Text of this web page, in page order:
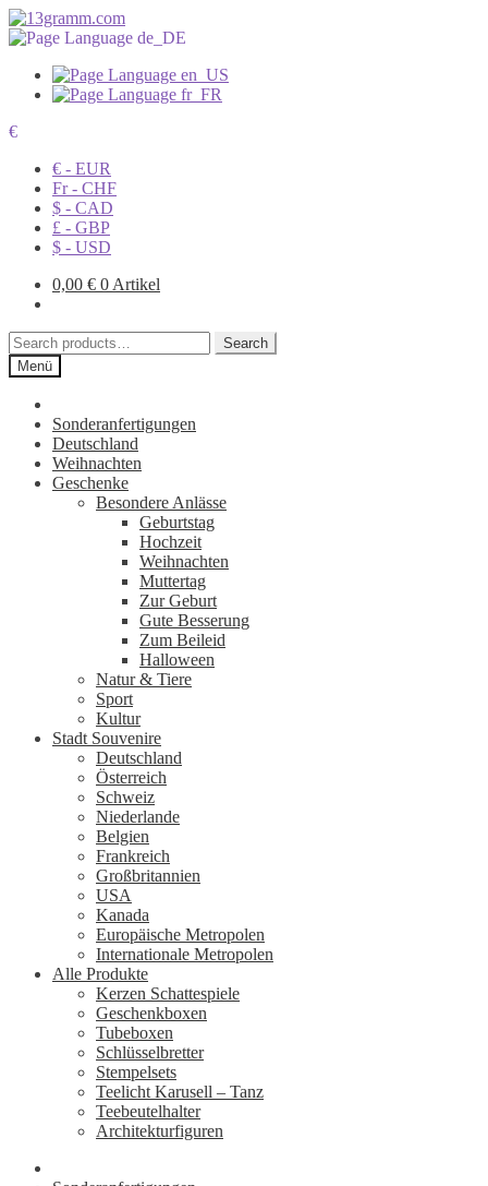
€
€ - EUR
Fr - CHF
$ - CAD
£ - GBP
$ - USD
0,00 € 0 Artikel
Search
for:
Search
Menü
Sonderanfertigungen
Deutschland
Weihnachten
Geschenke
Besondere Anlässe
Geburtstag
Hochzeit
Weihnachten
Muttertag
Zur Geburt
Gute Besserung
Zum Beileid
Halloween
Natur & Tiere
Sport
Kultur
Stadt Souvenire
Deutschland
Österreich
Schweiz
Niederlande
Belgien
Frankreich
Großbritannien
USA
Kanada
Europäische Metropolen
Internationale Metropolen
Alle Produkte
Kerzen Schattespiele
Geschenkboxen
Tubeboxen
Schlüsselbretter
Stempelsets
Teelicht Karusell – Tanz
Teebeutelhalter
Architekturfiguren